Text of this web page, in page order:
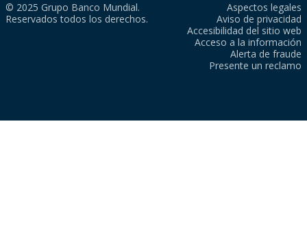
© 2025 Grupo Banco Mundial.
Reservados todos los derechos.
Aspectos legales
Aviso de privacidad
Accesibilidad del sitio web
Acceso a la información
Alerta de fraude
Presente un reclamo